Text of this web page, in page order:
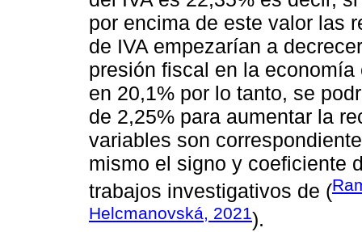
por encima de este valor las
de IVA empezarían a
presión fiscal en la
en 20,1% por lo tanto, se
de 2,25% para aumentar la
variables son
mismo el signo y coeficiente
trabajos investigativos de (
Helcmanovská, 2021).